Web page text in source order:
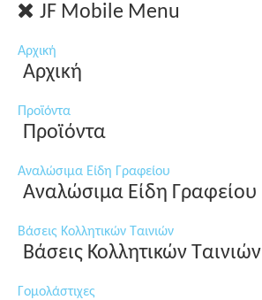
JF Mobile Menu
Αρχική
Αρχική
Προϊόντα
Προϊόντα
Αναλώσιμα Είδη Γραφείου
Αναλώσιμα Είδη Γραφείου
Βάσεις Κολλητικών Ταινιών
Βάσεις Κολλητικών Ταινιών
Γομολάστιχες